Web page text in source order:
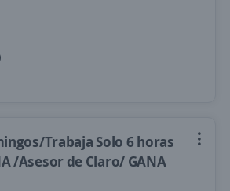
Trabaja Solo 6 horas
/Asesor de Claro/ GANA